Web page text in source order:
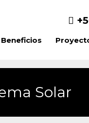
Beneficios
Solar